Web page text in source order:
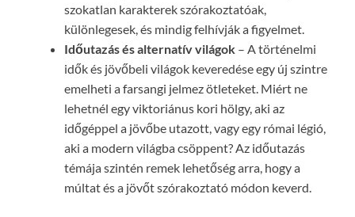
szokatlan karakterek szórakoztatóak,
különlegesek, és mindig felhívják a figyelmet.
Időutazás és alternatív világok – A történelmi
idők és jövőbeli világok keveredése egy új szintre
emelheti a farsangi jelmez ötleteket. Miért ne
lehetnél egy viktoriánus kori hölgy, aki az
időgéppel a jövőbe utazott, vagy egy római légió,
aki a modern világba csöppent? Az időutazás
témája szintén remek lehetőség arra, hogy a
múltat és a jövőt szórakoztató módon keverd.